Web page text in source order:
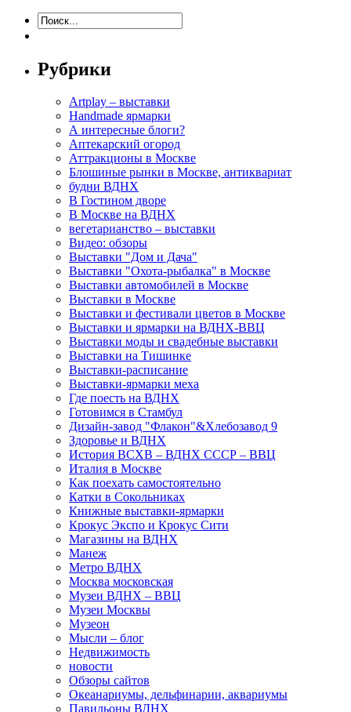
Рубрики
Artplay – выставки
Handmade ярмарки
А интересные блоги?
Аптекарский огород
Аттракционы в Москве
Блошиные рынки в Москве, антиквариат
будни ВДНХ
В Гостином дворе
В Москве на ВДНХ
вегетарианство – выставки
Видео: обзоры
Выставки "Дом и Дача"
Выставки "Охота-рыбалка" в Москве
Выставки автомобилей в Москве
Выставки в Москве
Выставки и фестивали цветов в Москве
Выставки и ярмарки на ВДНХ-ВВЦ
Выставки моды и свадебные выставки
Выставки на Тишинке
Выставки-расписание
Выставки-ярмарки меха
Где поесть на ВДНХ
Готовимся в Стамбул
Дизайн-завод "Флакон"&Хлебозавод 9
Здоровье и ВДНХ
История ВСХВ – ВДНХ СССР – ВВЦ
Италия в Москве
Как поехать самостоятельно
Катки в Сокольниках
Книжные выставки-ярмарки
Крокус Экспо и Крокус Сити
Магазины на ВДНХ
Манеж
Метро ВДНХ
Москва московская
Музеи ВДНХ – ВВЦ
Музеи Москвы
Музеон
Мысли – блог
Недвижимость
новости
Обзоры сайтов
Океанариумы, дельфинарии, аквариумы
Павильоны ВДНХ